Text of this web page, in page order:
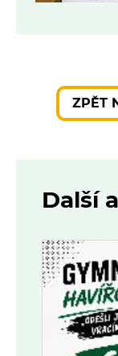
ZPĚT
Další